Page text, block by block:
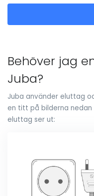
Behöver jag
Juba?
Juba använder eluttag
en titt på bilderna
eluttag ser ut: